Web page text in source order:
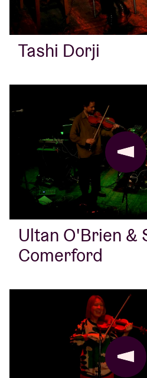
À
Tashi Dorji
Ultan O'Brien &
Comerford